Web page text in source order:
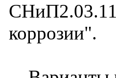
коррозии".